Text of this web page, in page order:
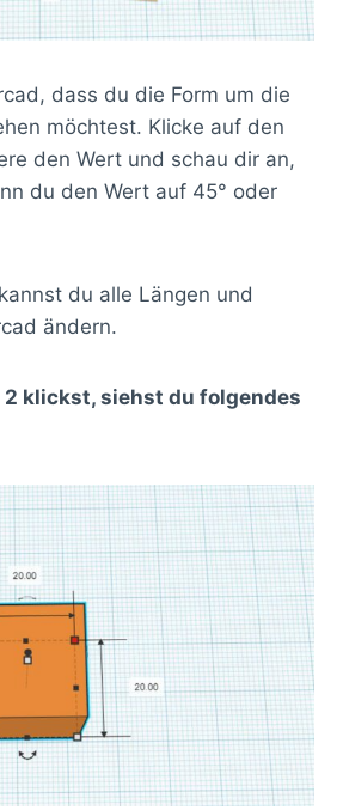
dass du die Form um die
möchtest. Klicke auf den
den Wert und schau dir an,
du den Wert auf 45° oder
du alle Längen und
ändern.
2 klickst, siehst du folgendes